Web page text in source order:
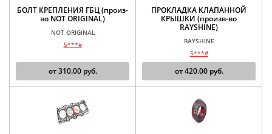
БОЛТ КРЕПЛЕНИЯ ГБЦ (произ-
во NOT ORIGINAL)
NOT ORIGINAL
5***#
от310.00руб.
ПРОКЛАДКА КЛАПАННОЙ
КРЫШКИ (произв-во
RAYSHINE)
RAYSHINE
5***#
от420.00руб.